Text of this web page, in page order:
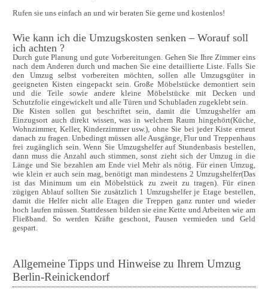
Rufen sie uns einfach an und wir beraten Sie gerne und kostenlos!
Wie kann ich die Umzugskosten senken – Worauf soll
ich achten ?
Durch gute Planung und gute Vorbereitungen. Gehen Sie Ihre Zimmer eins
nach dem Anderen durch und machen Sie eine detaillierte Liste. Falls Sie
den Umzug selbst vorbereiten möchten, sollen alle Umzugsgüter in
geeigneten Kisten eingepackt sein. Große Möbelstücke demontiert sein
und die Teile sowie andere kleine Möbelstücke mit Decken und
Schutzfolie eingewickelt und alle Türen und Schubladen zugeklebt sein.
Die Kisten sollen gut beschriftet sein, damit die Umzugshelfer am
Einzugsort auch direkt wissen, was in welchem Raum hingehört(Küche,
Wohnzimmer, Keller, Kinderzimmer usw.), ohne Sie bei jeder Kiste erneut
danach zu fragen. Unbedingt müssen alle Ausgänge, Flur und Treppenhaus
frei zugänglich sein. Wenn Sie Umzugshelfer auf Stundenbasis bestellen,
dann muss die Anzahl auch stimmen, sonst zieht sich der Umzug in die
Länge und Sie bezahlen am Ende viel Mehr als nötig. Für einen Umzug,
wie klein er auch sein mag, benötigt man mindestens 2 Umzugshelfer(Das
ist das Minimum um ein Möbelstück zu zweit zu tragen). Für einen
zügigen Ablauf sollten Sie zusätzlich 1 Umzugshelfer je Etage bestellen,
damit die Helfer nicht alle Etagen die Treppen ganz runter und wieder
hoch laufen müssen. Stattdessen bilden sie eine Kette und Arbeiten wie am
Fließband. So werden Kräfte geschont, Pausen vermieden und Geld
gespart.
Allgemeine Tipps und Hinweise zu Ihrem Umzug
Berlin-Reinickendorf